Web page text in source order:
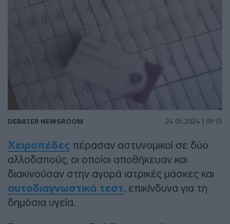
DEBATER NEWSROOM 24.05.2024 | 09:15
Χειροπέδες πέρασαν αστυνομικοί σε δύο
αλλοδαπούς, οι οποίοι αποθήκευαν και
διακινούσαν στην αγορά ιατρικές μάσκες και
αυτοδιαγνωστικά τεστ, επικίνδυνα για τη
δημόσια υγεία.